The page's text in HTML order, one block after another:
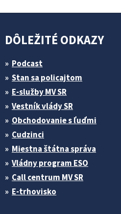
DÔLEŽITÉ ODKAZY
Podcast
Stan sa policajtom
E-služby MV SR
Vestník vlády SR
Obchodovanie s ľuďmi
Cudzinci
Miestna štátna správa
Vládny program ESO
Call centrum MV SR
E-trhovisko